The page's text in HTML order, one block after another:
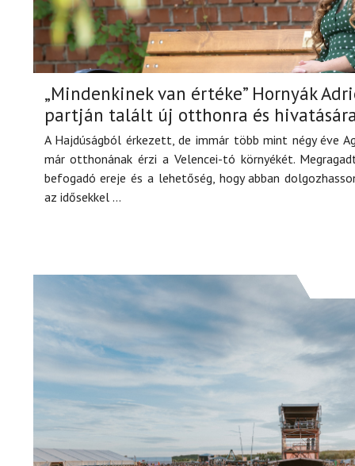
„Mindenkinek van értéke” Hornyák
partján talált új otthonra és
A Hajdúságból érkezett, de immár több mint négy éve
már otthonának érzi a Velencei-tó környékét.
befogadó ereje és a lehetőség, hogy abban
az idősekkel ...